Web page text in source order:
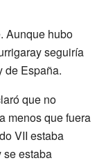
Aunque hubo
seguiría
de España.
que no
menos que fuera
VII estaba
se estaba